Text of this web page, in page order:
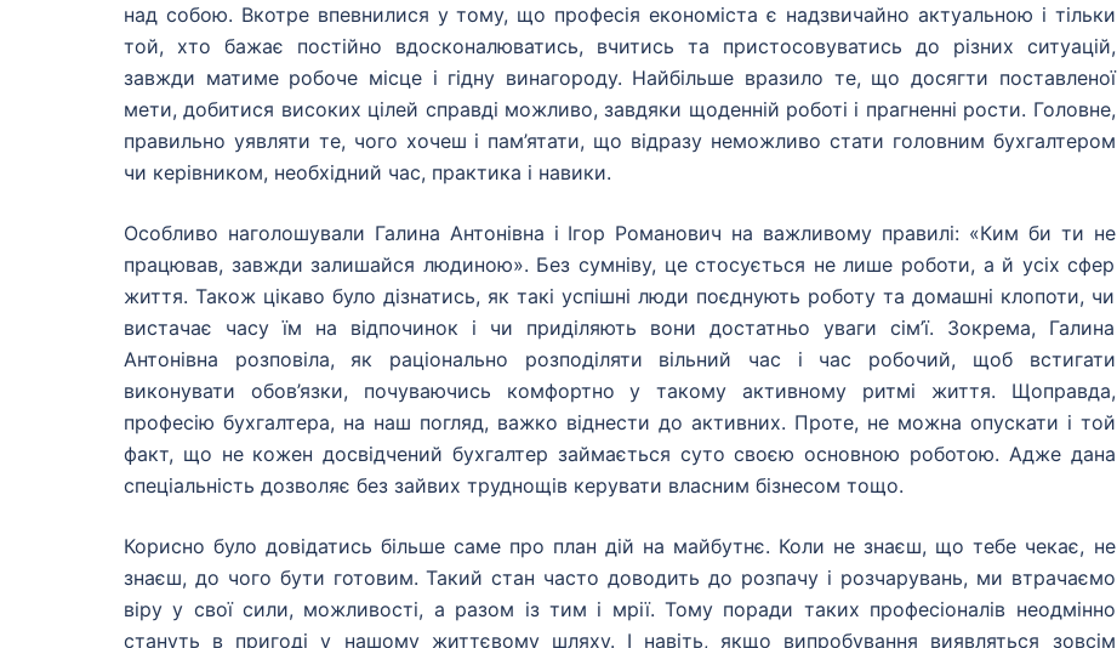
над собою. Вкотре впевнилися у тому, що професія економіста є надзвичайно актуальною і тільки
той, хто бажає постійно вдосконалюватись, вчитись та пристосовуватись до різних ситуацій,
завжди матиме робоче місце і гідну винагороду. Найбільше вразило те, що досягти поставленої
мети, добитися високих цілей справді можливо, завдяки щоденній роботі і прагненні рости. Головне,
правильно уявляти те, чого хочеш і пам’ятати, що відразу неможливо стати головним бухгалтером
чи керівником, необхідний час, практика і навики.
Особливо наголошували Галина Антонівна і Ігор Романович на важливому правилі: «Ким би ти не
працював, завжди залишайся людиною». Без сумніву, це стосується не лише роботи, а й усіх сфер
життя. Також цікаво було дізнатись, як такі успішні люди поєднують роботу та домашні клопоти, чи
вистачає часу їм на відпочинок і чи приділяють вони достатньо уваги сім’ї. Зокрема, Галина
Антонівна розповіла, як раціонально розподіляти вільний час і час робочий, щоб встигати
виконувати обов’язки, почуваючись комфортно у такому активному ритмі життя. Щоправда,
професію бухгалтера, на наш погляд, важко віднести до активних. Проте, не можна опускати і той
факт, що не кожен досвідчений бухгалтер займається суто своєю основною роботою. Адже дана
спеціальність дозволяє без зайвих труднощів керувати власним бізнесом тощо.
Корисно було довідатись більше саме про план дій на майбутнє. Коли не знаєш, що тебе чекає, не
знаєш, до чого бути готовим. Такий стан часто доводить до розпачу і розчарувань, ми втрачаємо
віру у свої сили, можливості, а разом із тим і мрії. Тому поради таких професіоналів неодмінно
стануть в пригоді у нашому життєвому шляху. І навіть, якщо випробування виявляться зовсім